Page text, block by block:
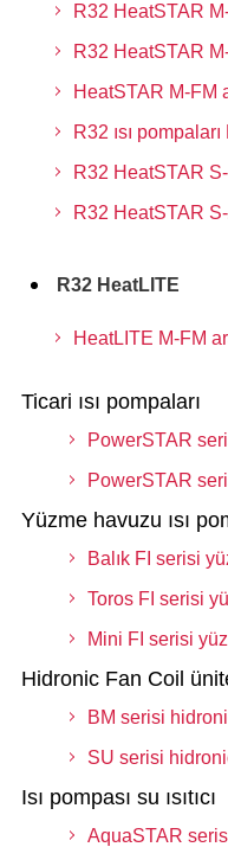
R32 HeatSTAR
R32 HeatSTAR
HeatSTAR M-FM
R32 ısı
R32 HeatSTAR S-
R32 HeatSTAR S-
R32 HeatLITE
HeatLITE M-FM
Ticari ısı pompaları
PowerSTAR
PowerSTAR
Yüzme havuzu ısı
Balık FI serisi
Toros FI serisi
Mini FI serisi
Hidronic Fan Coil
BM serisi
SU serisi
Isı pompası su ısıtıcı
AquaSTAR